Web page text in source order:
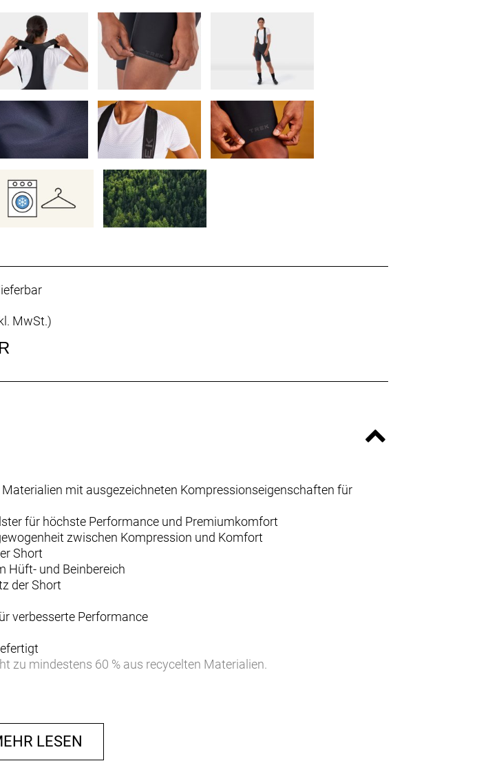
MwSt.)
mit ausgezeichneten Kompressionseigenschaften für
für höchste Performance und Premiumkomfort
zwischen Kompression und Komfort
Short
Hüft- und Beinbereich
der Short
verbesserte Performance
zu mindestens 60 % aus recycelten Materialien.
LESEN